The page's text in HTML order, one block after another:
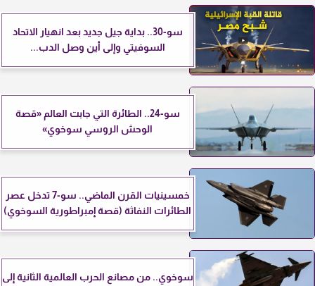
سو-30.. بداية جيل جديد بعد انهيار الاتحاد
السوفيتي وإلى أين وصل الدب...
سو-24.. الطائرة التي جابت العالم «قصة
الوحش الروسي سوخوي»
خمسينيات القرن الماضي.. سو-7 تدخل عصر
الطائرات النفاثة (قصة إمبراطورية السوخوي)
سوخوي.. من مصانع الحرب العالمية الثانية إلى